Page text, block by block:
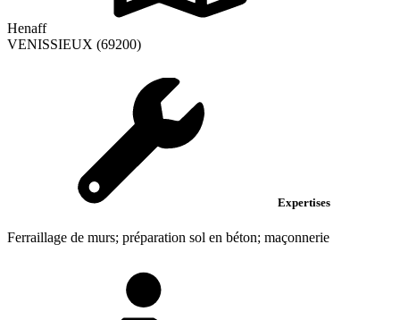
Henaff
VENISSIEUX (69200)
Expertises
Ferraillage de murs; préparation sol en béton; maçonnerie